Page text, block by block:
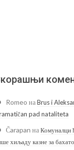
Romeo наBrus i
pad nataliteta
Čarapan наКомуналци
хиљаду казне за